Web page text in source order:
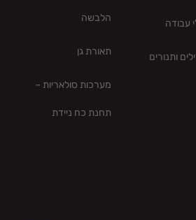
עבודה
ותנורים
הלבשה
תאורת גן
מערכות סולאריות –
תחנת כח ניידת